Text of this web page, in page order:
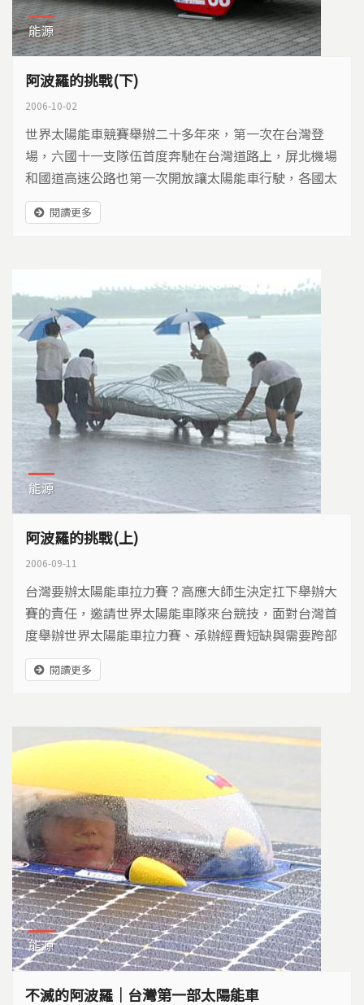
能源
阿波羅的挑戰(下)
2006-10-02
世界太陽能車競賽舉辦二十多年來，第一次在台灣登
場，六國十一支隊伍首度奔馳在台灣道路上，屏北機場
和國道高速公路也第一次開放讓太陽能車行駛，各國太
陽能車發展與替代能源的推廣狀況如何？台灣能源發展
政策與光電產業人才培養又遇到什麼瓶頸？
閱讀更多
能源
阿波羅的挑戰(上)
2006-09-11
台灣要辦太陽能車拉力賽？高應大師生決定扛下舉辦大
賽的責任，邀請世界太陽能車隊來台競技，面對台灣首
度舉辦世界太陽能車拉力賽、承辦經費短缺與需要跨部
會合作的考驗，他們將如何面對？還有隊員青黃不接傳
承的變數，以及外界對舉辦太陽能車賽質疑？他們又有
閱讀更多
能源
不滅的阿波羅｜台灣第一部太陽能車